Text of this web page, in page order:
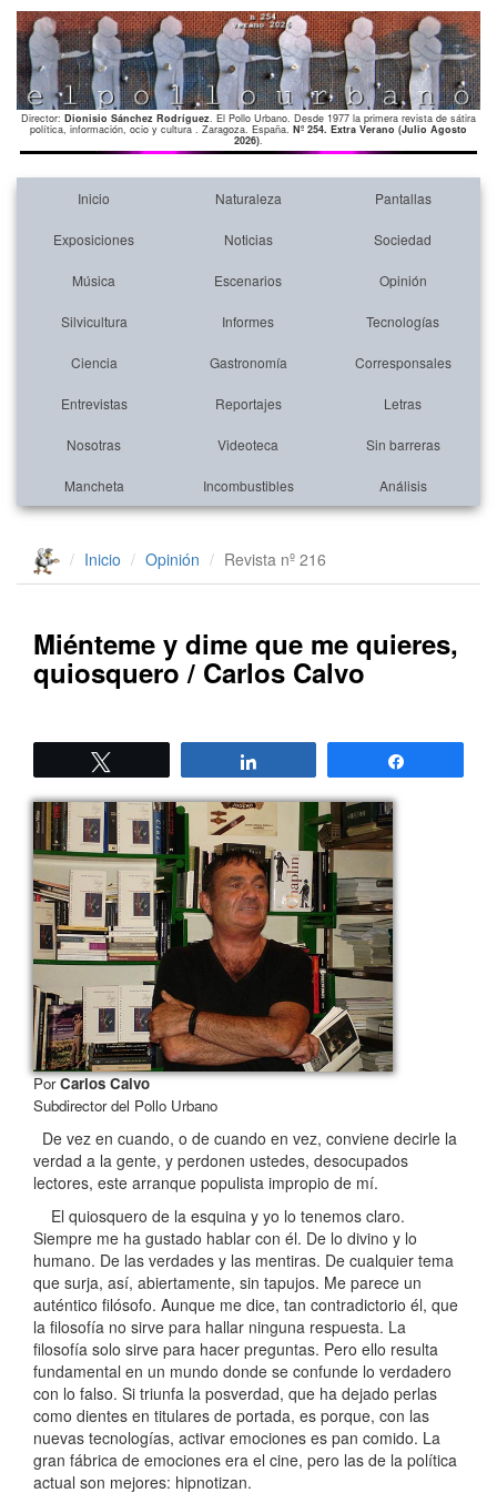
Director: Dionisio Sánchez Rodríguez. El Pollo Urbano. Desde 1977 la primera revista de sátira
política, información, ocio y cultura . Zaragoza. España. Nº 254. Extra Verano (Julio Agosto
2026).
Inicio Naturaleza Pantallas
Exposiciones Noticias Sociedad
Música Escenarios Opinión
Silvicultura Informes Tecnologías
Ciencia Gastronomía Corresponsales
Entrevistas Reportajes Letras
Nosotras Videoteca Sin barreras
Mancheta Incombustibles Análisis
Inicio Opinión Revista nº 216
Miénteme y dime que me quieres,
quiosquero / Carlos Calvo
PorCarlos Calvo
Subdirector del Pollo Urbano
De vez en cuando, o de cuando en vez, conviene decirle la
verdad a la gente, y perdonen ustedes, desocupados
lectores, este arranque populista impropio de mí.
El quiosquero de la esquina y yo lo tenemos claro.
Siempre me ha gustado hablar con él. De lo divino y lo
humano. De las verdades y las mentiras. De cualquier tema
que surja, así, abiertamente, sin tapujos. Me parece un
auténtico filósofo. Aunque me dice, tan contradictorio él, que
la filosofía no sirve para hallar ninguna respuesta. La
filosofía solo sirve para hacer preguntas. Pero ello resulta
fundamental en un mundo donde se confunde lo verdadero
con lo falso. Si triunfa la posverdad, que ha dejado perlas
como dientes en titulares de portada, es porque, con las
nuevas tecnologías, activar emociones es pan comido. La
gran fábrica de emociones era el cine, pero las de la política
actual son mejores: hipnotizan.